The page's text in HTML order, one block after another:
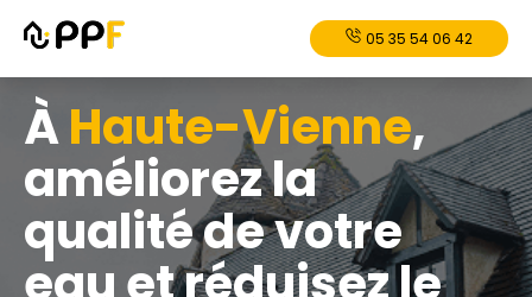
05 35 54 06 42
ÀHaute-Vienne,
améliorez la
qualité de votre